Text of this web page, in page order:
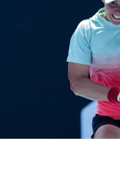
БУКМЕКЕРИ